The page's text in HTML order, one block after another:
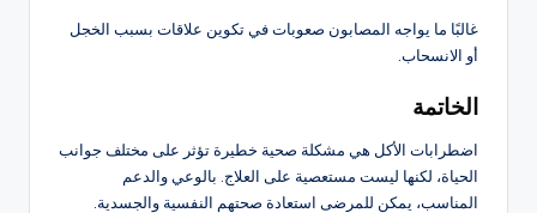
غالبًا ما يواجه المصابون صعوبات في تكوين علاقات بسبب الخجل
أو الانسحاب.
الخاتمة
اضطرابات الأكل هي مشكلة صحية خطيرة تؤثر على مختلف جوانب
الحياة، لكنها ليست مستعصية على العلاج. بالوعي والدعم
المناسب، يمكن للمرضى استعادة صحتهم النفسية والجسدية.